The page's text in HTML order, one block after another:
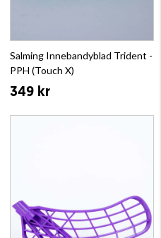
Salming Innebandyblad Trident -
PPH (Touch X)
349 kr